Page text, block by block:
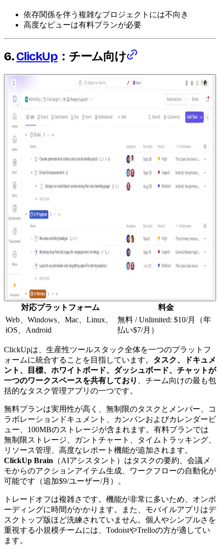
依存関係を伴う複雑なプロジェクトには不向き
高度なビューは有料プランが必要
6.ClickUp ：チーム向け
対応プラットフォーム
料金
Web、Windows、Mac、Linux、
iOS、Android
無料 / Unlimited: $10/月（年
払い$7/月）
ClickUpは、生産性ツールスタック全体を一つのプラットフ
ォームに統合することを目指しています。 タスク、ドキュメ
ント、目標、ホワイトボード、ダッシュボード、チャットが
一つのワークスペースを共有しており
、チーム向けの最も包
括的なタスク管理アプリの一つです。
無料プランは実用性が高く、無制限のタスクとメンバー、コ
ラボレーションドキュメント、カンバンおよびカレンダービ
ュー、100MBのストレージが含まれます。有料プランでは
無制限ストレージ、ガントチャート、タイムトラッキング、
リソース管理、高度なレポート機能が追加されます。
ClickUp Brain （AIアシスタント）はタスクの要約、会議メ
モからのアクションアイテム生成、ワークフローの自動化が
可能です（追加$9/ユーザー/月）。
トレードオフは複雑さです。機能が非常に多いため、オンボ
ーディングに時間がかかります。また、モバイルアプリはデ
スクトップ版ほど洗練されていません。個人やシンプルさを
重視する小規模チームには、TodoistやTrelloの方が適してい
ます。